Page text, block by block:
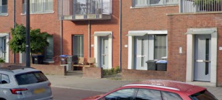
Wat is de privacyverklaring
Berekent KamersEindhoven
Alle veelgestelde vragen